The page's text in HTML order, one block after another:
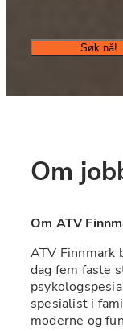
Søk nå!
Om
Om ATV
ATV
dag fem faste
spesialist i
moderne og